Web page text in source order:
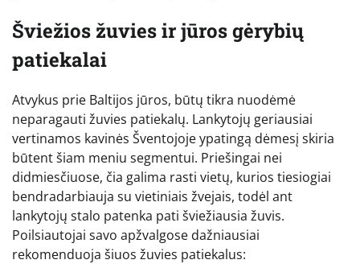
Šviežios žuvies ir jūros gėrybių
patiekalai
Atvykus prie Baltijos jūros, būtų tikra nuodėmė
neparagauti žuvies patiekalų. Lankytojų geriausiai
vertinamos kavinės Šventojoje ypatingą dėmesį skiria
būtent šiam meniu segmentui. Priešingai nei
didmiesčiuose, čia galima rasti vietų, kurios tiesiogiai
bendradarbiauja su vietiniais žvejais, todėl ant
lankytojų stalo patenka pati šviežiausia žuvis.
Poilsiautojai savo apžvalgose dažniausiai
rekomenduoja šiuos žuvies patiekalus: